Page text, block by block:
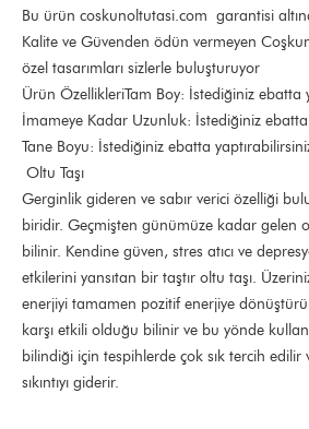
Bu ürün coskunoltutasi.com garantisi
Kalite ve Güvenden ödün vermeyen
özel tasarımları sizlerle buluşturuyor
Ürün ÖzellikleriTam Boy: İstediğiniz ebatta
İmameye Kadar Uzunluk: İstediğiniz
Tane Boyu: İstediğiniz ebatta
Oltu Taşı
Gerginlik gideren ve sabır verici özelliği
biridir. Geçmişten günümüze kadar gelen
bilinir. Kendine güven, stres atıcı ve
etkilerini yansıtan bir taştır oltu taşı.
enerjiyi tamamen pozitif enerjiye
karşı etkili olduğu bilinir ve bu yönde
bilindiği için tespihlerde çok sık tercih
sıkıntıyı giderir.